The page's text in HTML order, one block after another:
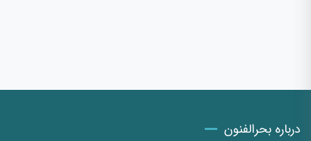
درباره بحرالفنون